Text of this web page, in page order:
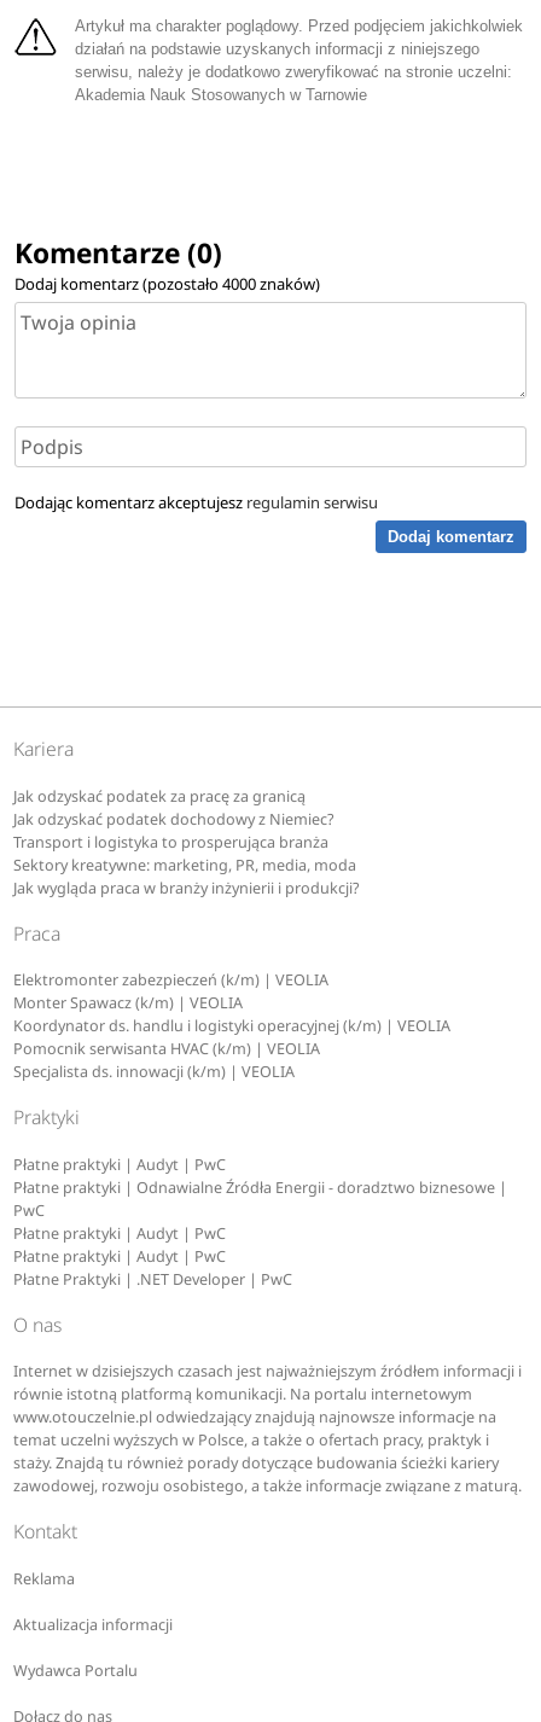
Artykuł ma charakter poglądowy. Przed podjęciem jakichkolwiek
działań na podstawie uzyskanych informacji z niniejszego
serwisu, należy je dodatkowo zweryfikować na stronie uczelni:
Akademia Nauk Stosowanych w Tarnowie
Komentarze (0)
Dodaj komentarz (pozostało4000znaków)
Dodając komentarz akceptujesz regulamin serwisu
Dodaj komentarz
Kariera
Jak odzyskać podatek za pracę za granicą
Jak odzyskać podatek dochodowy z Niemiec?
Transport i logistyka to prosperująca branża
Sektory kreatywne: marketing, PR, media, moda
Jak wygląda praca w branży inżynierii i produkcji?
Praca
Elektromonter zabezpieczeń (k/m) | VEOLIA
Monter Spawacz (k/m) | VEOLIA
Koordynator ds. handlu i logistyki operacyjnej (k/m) | VEOLIA
Pomocnik serwisanta HVAC (k/m) | VEOLIA
Specjalista ds. innowacji (k/m) | VEOLIA
Praktyki
Płatne praktyki | Audyt | PwC
Płatne praktyki | Odnawialne Źródła Energii - doradztwo biznesowe |
PwC
Płatne praktyki | Audyt | PwC
Płatne praktyki | Audyt | PwC
Płatne Praktyki | .NET Developer | PwC
O nas
Internet w dzisiejszych czasach jest najważniejszym źródłem informacji i
równie istotną platformą komunikacji. Na portalu internetowym
www.otouczelnie.pl odwiedzający znajdują najnowsze informacje na
temat uczelni wyższych w Polsce, a także o ofertach pracy, praktyk i
staży. Znajdą tu również porady dotyczące budowania ścieżki kariery
zawodowej, rozwoju osobistego, a także informacje związane z maturą.
Kontakt
Reklama
Aktualizacja informacji
Wydawca Portalu
Dołącz do nas